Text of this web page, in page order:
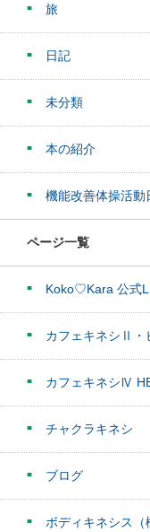
旅
日記
未分類
本の紹介
機能改善体操活動
ページ一覧
Koko♡Kara 公式
カフェキネシⅡ・
カフェキネシⅣ
チャクラキネシ
ブログ
ボディキネシス